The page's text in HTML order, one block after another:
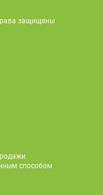
защищены
способом